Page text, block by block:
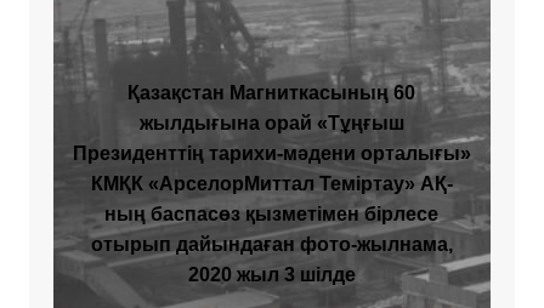
Қазақстан Магниткасының 60
жылдығына орай «Тұңғыш
Президенттің тарихи-мәдени орталығы»
КМҚК «АрселорМиттал Теміртау» АҚ-
ның баспасөз қызметімен бірлесе
отырып дайындаған фото-жылнама,
2020 жыл 3 шілде